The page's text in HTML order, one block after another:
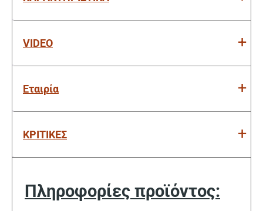
VIDEO
Εταιρία
ΚΡΙΤΙΚΕΣ
Πληροφορίες προϊόντος: